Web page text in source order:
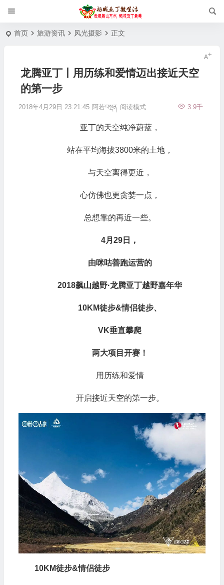
首页 旅游资讯 风光摄影 正文
龙腾亚丁丨用历练和爱情迈出接近天空
的第一步
2018年4月29日 23:21:45 阿若བསྡན 3.9千
阅读模式
亚丁的天空纯净蔚蓝，
站在平均海拔3800米的土地，
与天空离得更近，
心仿佛也更贪婪一点，
总想靠的再近一些。
4月29 日，
由咪咕善跑运营的
2018飙山越野·龙腾亚丁越野嘉年华
10KM徒步&情侣徒步、
VK垂直攀爬
两大项目开赛！
用历练和爱情
开启接近天空的第一步。
10KM徒步&情侣徒步